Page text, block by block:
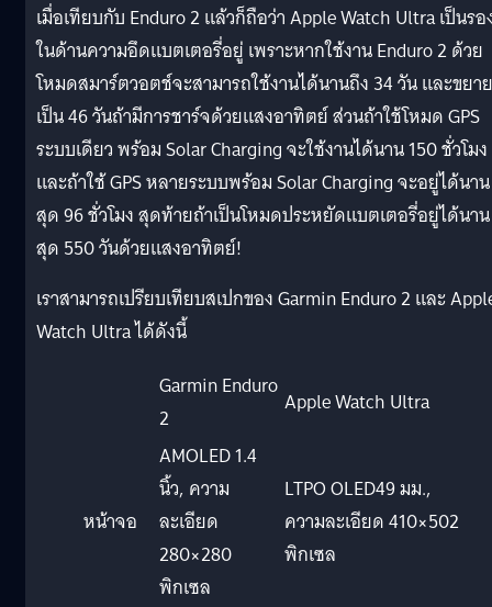
เมื่อเทียบกับ Enduro 2 แล้วก็ถือว่า Apple Watch Ultra เป็นรอ
ในด้านความอึดแบตเตอรี่อยู่ เพราะหากใช้งาน Enduro 2 ด้วย
โหมดสมาร์ตวอตช์จะสามารถใช้งานได้นานถึง 34 วัน และขยาย
เป็น 46 วันถ้ามีการชาร์จด้วยแสงอาทิตย์ ส่วนถ้าใช้โหมด GPS
ระบบเดียว พร้อม Solar Charging จะใช้งานได้นาน 150 ชั่วโมง
และถ้าใช้ GPS หลายระบบพร้อม Solar Charging จะอยู่ได้นาน
สุด 96 ชั่วโมง สุดท้ายถ้าเป็นโหมดประหยัดแบตเตอรี่อยู่ได้นาน
สุด 550 วันด้วยแสงอาทิตย์!
เราสามารถเปรียบเทียบสเปกของ Garmin Enduro 2 และ
Watch Ultra ได้ดังนี้
Garmin Enduro
2
Apple Watch Ultra
หน้าจอ
AMOLED 1.4
นิ้ว, ความ
ละเอียด
280×280
พิกเซล
LTPO OLED49 มม.,
ความละเอียด 410×502
พิกเซล